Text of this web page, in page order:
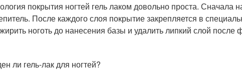
покрытия ногтей гель лаком довольно проста. Сначала
После каждого слоя покрытие закрепляется в
ноготь до нанесения базы и удалить липкий слой после
ли гель-лак для ногтей?